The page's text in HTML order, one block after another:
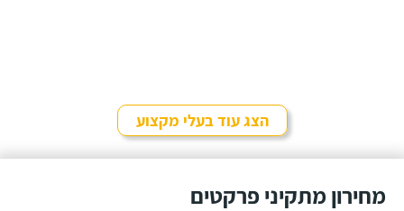
הצג עוד בעלי מקצוע
מחירון מתקיני פרקטים